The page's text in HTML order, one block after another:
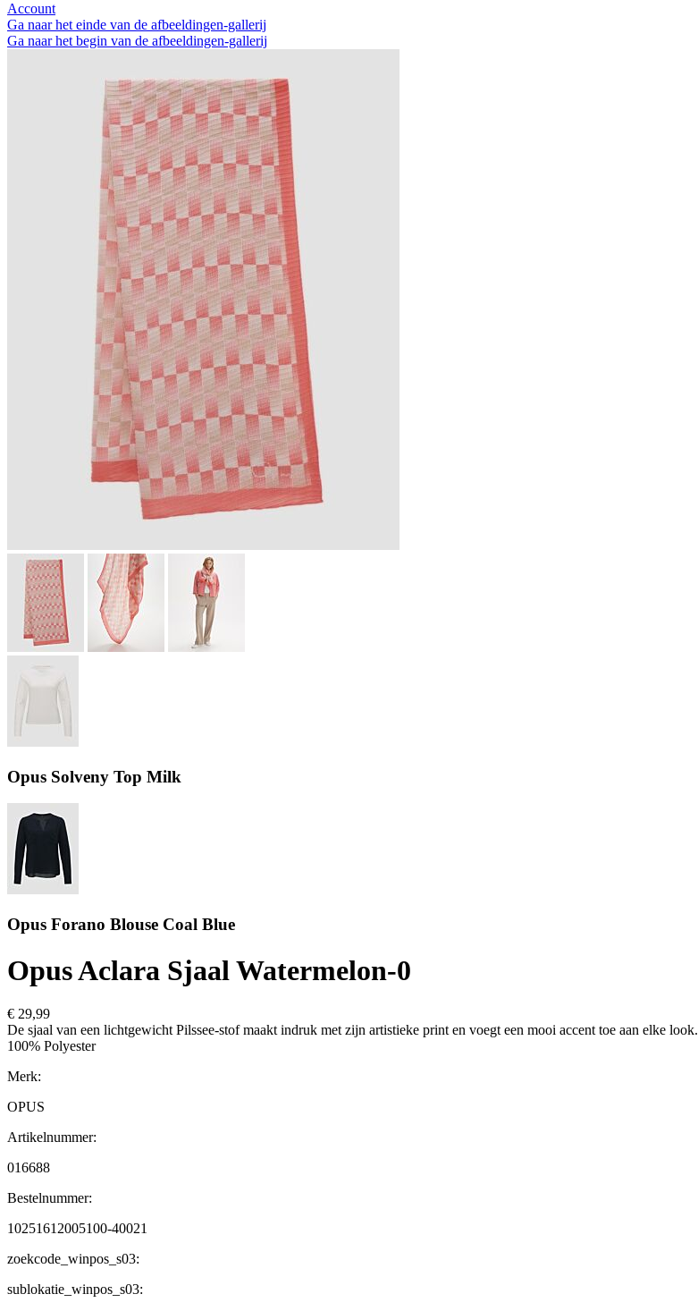
Account
Ga naar het einde van de afbeeldingen-gallerij
Ga naar het begin van de afbeeldingen-gallerij
Opus Solveny Top Milk
Opus Forano Blouse Coal Blue
Opus Aclara Sjaal Watermelon-0
€ 29,99
De sjaal van een lichtgewicht Pilssee-stof maakt indruk met zijn artistieke print en voegt een mooi accent toe aan elke look.
100% Polyester
Merk:
OPUS
Artikelnummer:
016688
Bestelnummer:
10251612005100-40021
zoekcode_winpos_s03:
sublokatie_winpos_s03: